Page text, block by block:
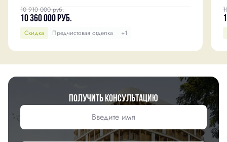
10 910 000руб.
10 360 000 руб.
Скидка Предчистовая отделка +1
Получить консультацию